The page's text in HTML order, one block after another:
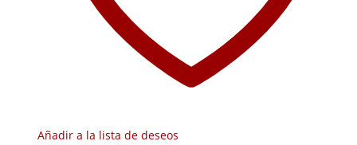
Añadir a la lista de deseos